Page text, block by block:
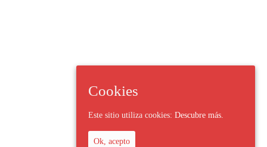
Cookies
Este sitio utiliza cookies: Descubre más.
Ok, acepto